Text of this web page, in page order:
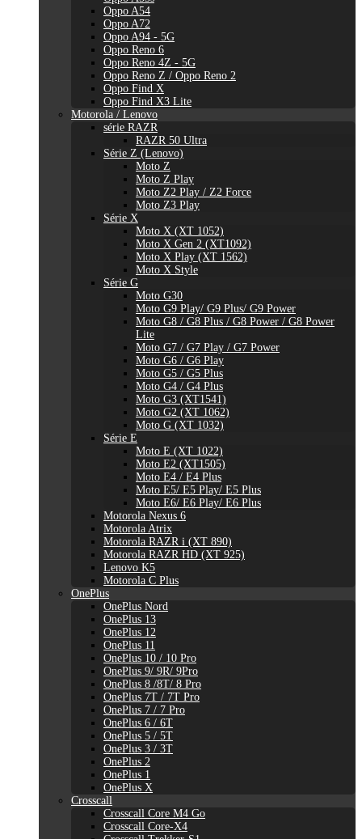
Oppo A54
Oppo A72
Oppo A94 - 5G
Oppo Reno 6
Oppo Reno 4Z - 5G
Oppo Reno Z / Oppo Reno 2
Oppo Find X
Oppo Find X3 Lite
Motorola / Lenovo
série RAZR
RAZR 50 Ultra
Série Z (Lenovo)
Moto Z
Moto Z Play
Moto Z2 Play / Z2 Force
Moto Z3 Play
Série X
Moto X (XT 1052)
Moto X Gen 2 (XT1092)
Moto X Play (XT 1562)
Moto X Style
Série G
Moto G30
Moto G9 Play/ G9 Plus/ G9 Power
Moto G8 / G8 Plus / G8 Power / G8 Power
Lite
Moto G7 / G7 Play / G7 Power
Moto G6 / G6 Play
Moto G5 / G5 Plus
Moto G4 / G4 Plus
Moto G3 (XT1541)
Moto G2 (XT 1062)
Moto G (XT 1032)
Série E
Moto E (XT 1022)
Moto E2 (XT1505)
Moto E4 / E4 Plus
Moto E5/ E5 Play/ E5 Plus
Moto E6/ E6 Play/ E6 Plus
Motorola Nexus 6
Motorola Atrix
Motorola RAZR i (XT 890)
Motorola RAZR HD (XT 925)
Lenovo K5
Motorola C Plus
OnePlus
OnePlus Nord
OnePlus 13
OnePlus 12
OnePlus 11
OnePlus 10 / 10 Pro
OnePlus 9/ 9R/ 9Pro
OnePlus 8 /8T/ 8 Pro
OnePlus 7T / 7T Pro
OnePlus 7 / 7 Pro
OnePlus 6 / 6T
OnePlus 5 / 5T
OnePlus 3 / 3T
OnePlus 2
OnePlus 1
OnePlus X
Crosscall
Crosscall Core M4 Go
Crosscall Core-X4